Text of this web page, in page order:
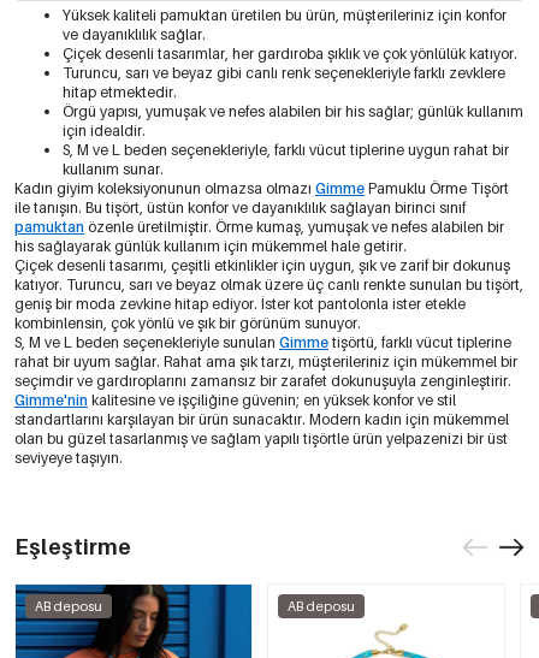
Yüksek kaliteli pamuktan üretilen bu ürün, müşterileriniz için konfor
ve dayanıklılık sağlar.
Çiçek desenli tasarımlar, her gardıroba şıklık ve çok yönlülük katıyor.
Turuncu, sarı ve beyaz gibi canlı renk seçenekleriyle farklı zevklere
hitap etmektedir.
Örgü yapısı, yumuşak ve nefes alabilen bir his sağlar; günlük kullanım
için idealdir.
S, M ve L beden seçenekleriyle, farklı vücut tiplerine uygun rahat bir
kullanım sunar.
Kadın giyim koleksiyonunun olmazsa olmazı Gimme Pamuklu Örme Tişört
ile tanışın. Bu tişört, üstün konfor ve dayanıklılık sağlayan birinci sınıf
pamuktan özenle üretilmiştir. Örme kumaş, yumuşak ve nefes alabilen bir
his sağlayarak günlük kullanım için mükemmel hale getirir.
Çiçek desenli tasarımı, çeşitli etkinlikler için uygun, şık ve zarif bir dokunuş
katıyor. Turuncu, sarı ve beyaz olmak üzere üç canlı renkte sunulan bu tişört,
geniş bir moda zevkine hitap ediyor. İster kot pantolonla ister etekle
kombinlensin, çok yönlü ve şık bir görünüm sunuyor.
S, M ve L beden seçenekleriyle sunulan Gimme tişörtü, farklı vücut tiplerine
rahat bir uyum sağlar. Rahat ama şık tarzı, müşterileriniz için mükemmel bir
seçimdir ve gardıroplarını zamansız bir zarafet dokunuşuyla zenginleştirir.
Gimme'nin kalitesine ve işçiliğine güvenin; en yüksek konfor ve stil
standartlarını karşılayan bir ürün sunacaktır. Modern kadın için mükemmel
olan bu güzel tasarlanmış ve sağlam yapılı tişörtle ürün yelpazenizi bir üst
seviyeye taşıyın.
Eşleştirme
AB deposu AB deposu